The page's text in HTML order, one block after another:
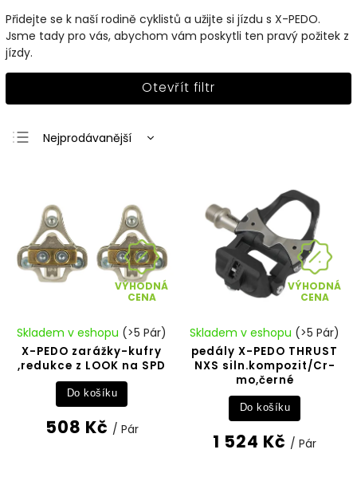
Přidejte se k naší rodině cyklistů a užijte si jízdu s X-PEDO.
Jsme tady pro vás, abychom vám poskytli ten pravý požitek z
jízdy.
Otevřít filtr
Nejprodávanější
Abecedně
VÝHODNÁ
CENA
X-PEDO zarážky-kufry
,redukce z LOOK na SPD
Skladem v eshopu (>5 Pár)
508 Kč / Pár
Do košíku
VÝHODNÁ
CENA
pedály X-PEDO THRUST
NXS siln.kompozit/Cr-
mo,černé
Skladem v eshopu (>5 Pár)
1 524 Kč / Pár
Do košíku